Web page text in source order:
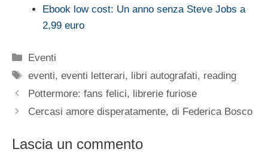
Ebook low cost: Un anno senza Steve Jobs a
2,99 euro
Categorie
Eventi
Tag
eventi,eventi letterari, libri autografati, reading
Pottermore: fans felici, librerie furiose
Cercasi amore disperatamente, di Federica Bosco
Lascia un commento